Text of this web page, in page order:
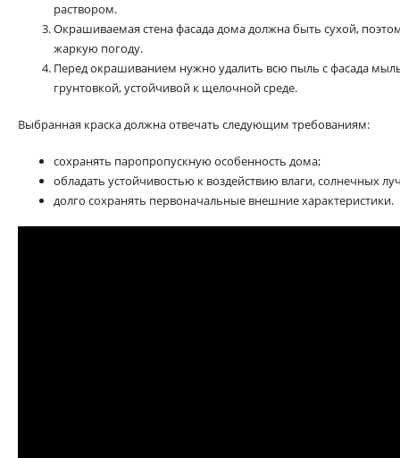
раствором.
Окрашиваемая стена фасада дома должна быть сухой,
жаркую погоду.
Перед окрашиванием нужно удалить всю пыль с фасада
грунтовкой, устойчивой к щелочной среде.
Выбранная краска должна отвечать следующим требованиям:
сохранять паропропускную особенность дома;
обладать устойчивостью к воздействию влаги, солнечных
долго сохранять первоначальные внешние характеристики.